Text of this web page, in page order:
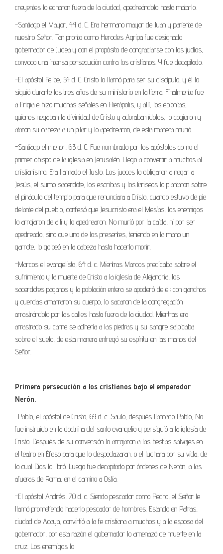
creyentes lo echaron fuera de la ciudad, apedreándolo hasta matarlo.
-Santiago el Mayor, 44 d. C. Era hermano mayor de Juan y pariente de
nuestro Señor. Tan pronto como Herodes Agripa fue designado
gobernador de Judea y con el propósito de congraciarse con los judíos,
convoco una intensa persecución contra los cristianos. Y fue decapitado.
-El apóstol Felipe, 54 d. C. Cristo lo llamó para ser su discípulo, y él lo
siguió durante los tres años de su ministerio en la tierra. Finalmente fue
a Frigia e hizo muchas señales en Hierápolis, y allí, los ebionitas,
quienes negaban la divinidad de Cristo y adoraban ídolos, lo cogieron y
ataron su cabeza a un pilar y lo apedrearon, de esta manera murió.
-Santiago el menor, 63 d. C. Fue nombrado por los apóstoles como el
primer obispo de la iglesia en Jerusalén. Llego a convertir a muchos al
cristianismo. Era llamado el Justo. Los jueces lo obligaron a negar a
Jesús, el sumo sacerdote, los escribas y los fariseos lo plantaron sobre
el pináculo del templo para que renunciara a Cristo, cuando estuvo de pie
delante del pueblo, confesó que Jesucristo era el Mesías, los enemigos
lo arrojaron de allí y lo apedrearon. No murió por la caída, ni por ser
apedreado, sino que uno de los presentes, teniendo en la mano un
garrote, lo golpeó en la cabeza hasta hacerlo morir.
-Marcos el evangelista, 64 d. c. Mientras Marcos predicaba sobre el
sufrimiento y la muerte de Cristo a la iglesia de Alejandría, los
sacerdotes paganos y la población entera se apoderó de él; con ganchos
y cuerdas amarraron su cuerpo, lo sacaron de la congregación
arrastrándolo por las calles hasta fuera de la ciudad. Mientras era
arrastrado su carne se adhería a las piedras y su sangre salpicaba
sobre el suelo, de esta manera entregó su espíritu en las manos del
Señor.
Primera persecución a los cristianos bajo el emperador
Nerón.
-Pablo, el apóstol de Cristo, 69 d. c. Saulo, después llamado Pablo, No
fue instruido en la doctrina del santo evangelio y persiguió a la iglesia de
Cristo. Después de su conversión lo arrojaron a las bestias salvajes en
el teatro en Éfeso para que lo despedazaran, o el luchara por su vida, de
lo cual Dios lo libró. Luego fue decapitado por órdenes de Nerón, a las
afueras de Roma, en el camino a Ostia.
-El apóstol Andrés, 70 d. c. Siendo pescador como Pedro, el Señor le
llamó prometiendo hacerlo pescador de hombres. Estando en Patras,
ciudad de Acaya, convirtió a la fe cristiana a muchos y a la esposa del
gobernador, por esta razón el gobernador lo amenazó de muerte en la
cruz. Los enemigos lo